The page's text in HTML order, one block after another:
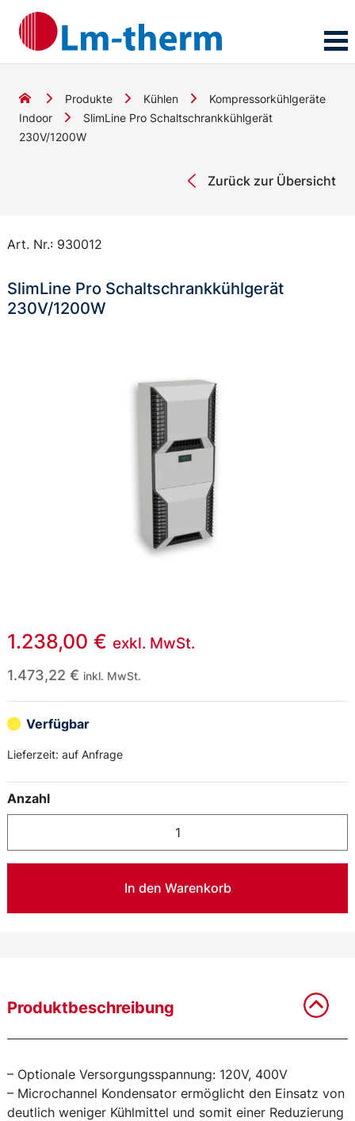
Produkte Kühlen
Kompressorkühlgeräte
Indoor
SlimLine Pro Schaltschrankkühlgerät
230V/1200W
Zurück zur Übersicht
Art. Nr.: 930012
SlimLine Pro Schaltschrankkühlgerät
230V/1200W
1.238,00 € exkl. MwSt.
1.473,22 € inkl. MwSt.
Verfügbar
Lieferzeit: auf Anfrage
Anzahl
In den Warenkorb
Produktbeschreibung
– Optionale Versorgungsspannung: 120V, 400V
– Microchannel Kondensator ermöglicht den Einsatz von
deutlich weniger Kühlmittel und somit einer Reduzierung